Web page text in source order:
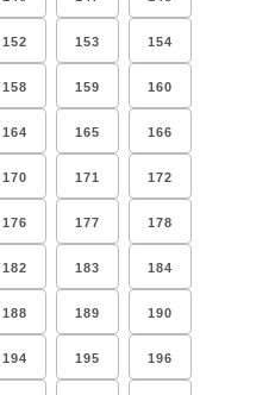
152 153 154
158 159 160
164 165 166
170 171 172
176 177 178
182 183 184
188 189 190
194 195 196